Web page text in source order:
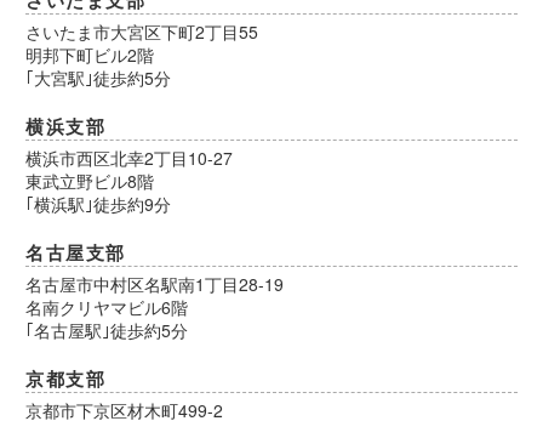
さいたま市大宮区下町2丁目55
明邦下町ビル2階
｢大宮駅｣徒歩約5分
横浜支部
横浜市西区北幸2丁目10-27
東武立野ビル8階
｢横浜駅｣徒歩約9分
名古屋支部
名古屋市中村区名駅南1丁目28-19
名南クリヤマビル6階
｢名古屋駅｣徒歩約5分
京都支部
京都市下京区材木町499-2